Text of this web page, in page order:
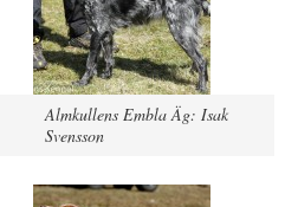
Almkullens Embla Äg: Isak
Svensson